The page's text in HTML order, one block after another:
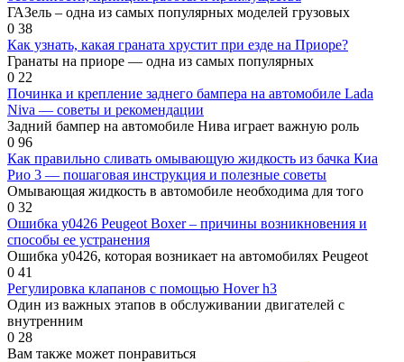
ГАЗель – одна из самых популярных моделей грузовых
0 38
Как узнать, какая граната хрустит при езде на Приоре?
Гранаты на приоре — одна из самых популярных
0 22
Починка и крепление заднего бампера на автомобиле Lada
Niva — советы и рекомендации
Задний бампер на автомобиле Нива играет важную роль
0 96
Как правильно сливать омывающую жидкость из бачка Киа
Рио 3 — пошаговая инструкция и полезные советы
Омывающая жидкость в автомобиле необходима для того
0 32
Ошибка у0426 Peugeot Boxer – причины возникновения и
способы ее устранения
Ошибка у0426, которая возникает на автомобилях Peugeot
0 41
Регулировка клапанов с помощью Hover h3
Один из важных этапов в обслуживании двигателей с
внутренним
0 28
Вам также может понравиться